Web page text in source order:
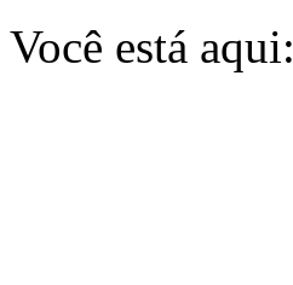
Você está aqui: